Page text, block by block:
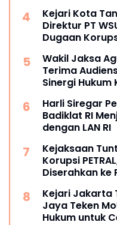
Kejari Kota
Direktur PT
Dugaan
Wakil Jaksa
Terima
Sinergi Hukum
Harli Siregar
Badiklat RI
dengan LAN RI
Kejaksaan
Korupsi
Diserahkan ke
Kejari Jakarta
Jaya Teken
Hukum untuk